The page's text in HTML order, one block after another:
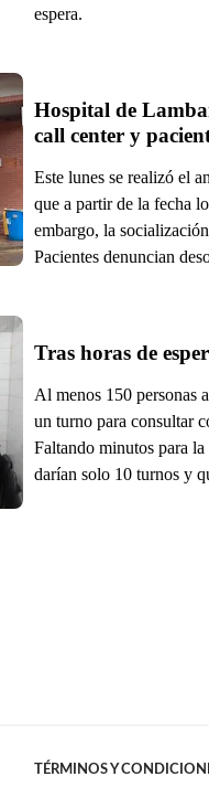
espera.
Hospital de
call center y
Este lunes se realizó el
que a partir de la fecha
embargo, la
Pacientes denuncian
Tras horas de
Al menos 150 personas
un turno para consultar
Faltando minutos para
darían solo 10 turnos y
TÉRMINOS Y